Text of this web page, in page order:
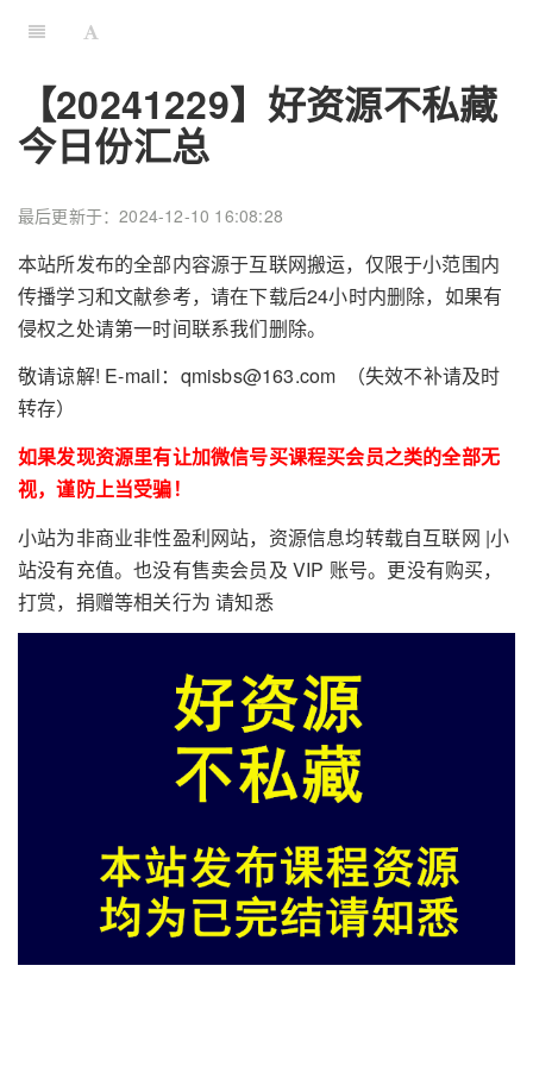
【20241229】好资源不私藏
今日份汇总
最后更新于：2024-12-10 16:08:28
本站所发布的全部内容源于互联网搬运，仅限于小范围内
传播学习和文献参考，请在下载后24小时内删除，如果有
侵权之处请第一时间联系我们删除。
敬请谅解! E-mail：qmisbs@163.com （失效不补请及时
转存）
如果发现资源里有让加微信号买课程买会员之类的全部无
视，谨防上当受骗！
小站为非商业非性盈利网站，资源信息均转载自互联网 |小
站没有充值。也没有售卖会员及 VIP 账号。更没有购买，
打赏，捐赠等相关行为 请知悉